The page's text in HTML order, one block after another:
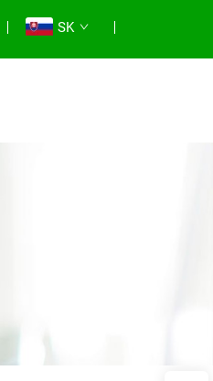
SK